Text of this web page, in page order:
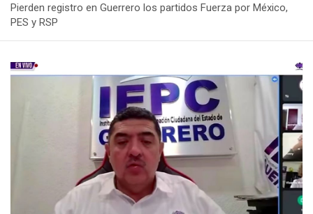
Pierden registro en Guerrero los partidos Fuerza por México,
PES y RSP